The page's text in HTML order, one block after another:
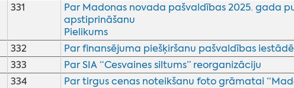
331
Par Madonas novada pašvaldības 2025. gada
apstiprināšanu
Pielikums
332 Par finansējuma piešķiršanu pašvaldības
333 Par SIA “Cesvaines siltums” reorganizāciju
334 Par tirgus cenas noteikšanu foto grāmatai